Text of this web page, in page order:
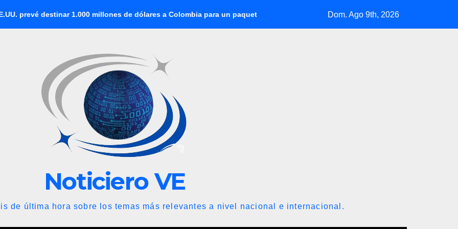
1.000 millones de dólares a Colombia para un paquete de seguridad Delcy Rodríguez designa nuevo presidente de
Dom. Ago 9th, 2026
Noticiero VE
de última hora sobre los temas más relevantes a nivel nacional e internacional.